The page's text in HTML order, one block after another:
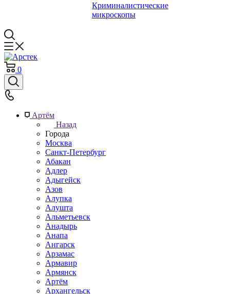
Криминалистические
микроскопы
0
Артём
Назад
Города
Москва
Санкт-Петербург
Абакан
Адлер
Адыгейск
Азов
Алупка
Алушта
Альметьевск
Анадырь
Анапа
Ангарск
Арзамас
Армавир
Армянск
Артём
Архангельск